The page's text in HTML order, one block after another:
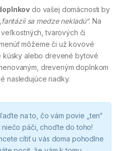
do vašej domácnosti by
„fantázii sa medze nekladú“. Na
tvarových či
môžeme či už kovové
kúsky alebo drevené bytové
dreveným doplnkom
nasledujúce riadky.
na to, čo vám povie „ten“
niečo páči, choďte do toho!
cítiť u vás doma pohodlne